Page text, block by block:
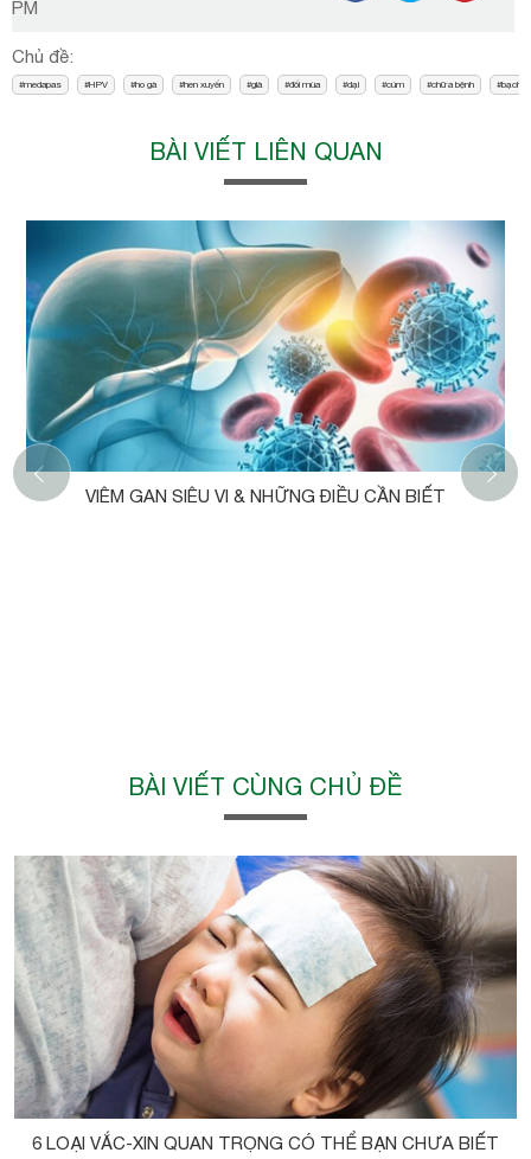
PM
Chủ đề:
medapas HPV ho gà hen xuyển già đổi mùa dại cúm chữa bệnh bạch
BÀI VIẾT LIÊN QUAN
‹
VIÊM GAN SIÊU VI & NHỮNG ĐIỀU CẦN BIẾT
BÀI VIẾT CÙNG CHỦ ĐỀ
6 LOẠI VẮC-XIN QUAN TRỌNG CÓ THỂ BẠN CHƯA BIẾT